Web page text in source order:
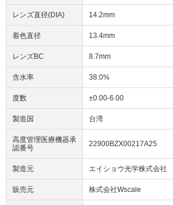
レンズ直径(DIA) 14.2mm
着色直径 13.4mm
レンズBC 8.7mm
含水率 38.0%
度数 ±0.00-6.00
製造国 台湾
高度管理医療機器承
認番号
22900BZX00217A25
製造元 エイショウ光学株式会社
販売元 株式会社Wscale